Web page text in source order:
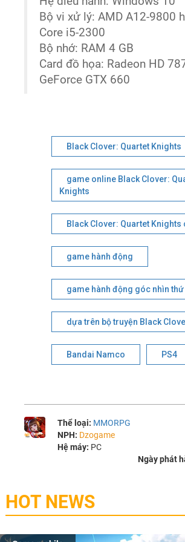
Bộ vi xử lý: AMD A12-9800
Core i5-2300
Bộ nhớ: RAM 4 GB
Card đồ họa: Radeon HD
GeForce GTX 660
Black Clover: Quartet Knights
game online Black Clover:
Knights
Black Clover: Quartet Knights
game hành động
game hành động góc nhìn thứ
dựa trên bộ truyện Black
Bandai Namco PS4
Thể loại: MMORPG
NPH: Dzogame
Hệ máy: PC
Ngày phát
HOT NEWS